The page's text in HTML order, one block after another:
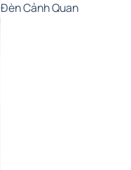
Đèn Cảnh Quan